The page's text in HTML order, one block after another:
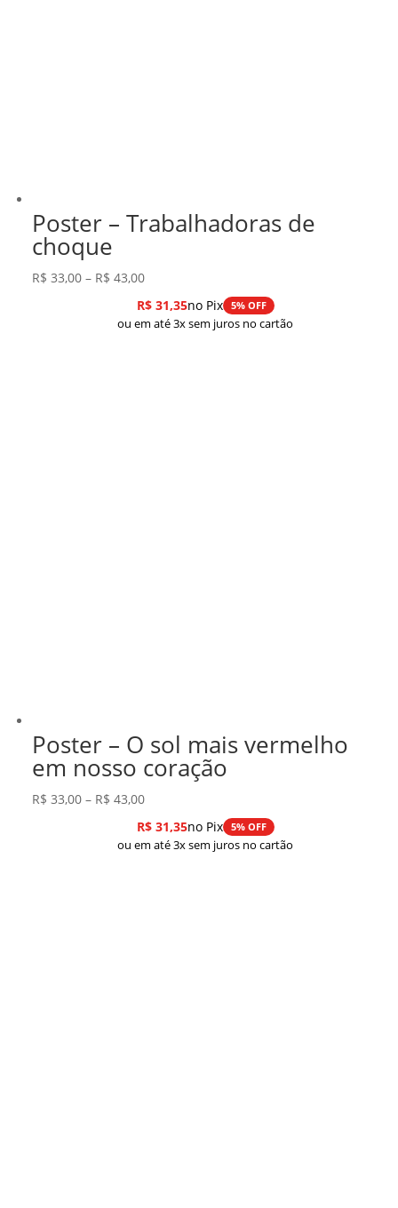
Poster – Trabalhadoras de
choque
R$ 33,00 – R$ 43,00Faixa
de
preço:
R$31,35no Pix 5% OFF
ou em até 3x sem juros no cartão
Poster – O sol mais vermelho
em nosso coração
R$ 33,00 – R$ 43,00Faixa
de
preço:
R$31,35no Pix 5% OFF
ou em até 3x sem juros no cartão